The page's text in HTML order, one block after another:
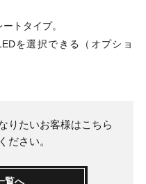
トタイプ。
を選択できる（オプショ
りたいお客様はこちら
ださい。
覧へ